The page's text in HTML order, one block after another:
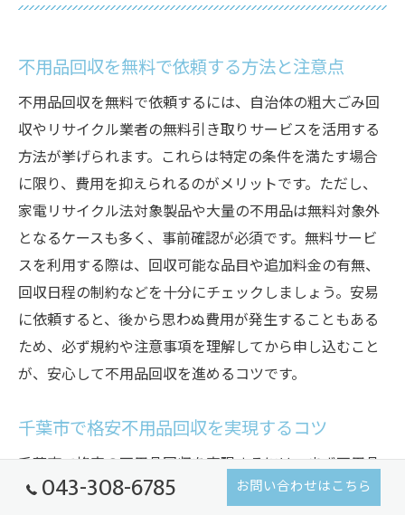
不用品回収を無料で依頼する方法と注意点
不用品回収を無料で依頼するには、自治体の粗大ごみ回
収やリサイクル業者の無料引き取りサービスを活用する
方法が挙げられます。これらは特定の条件を満たす場合
に限り、費用を抑えられるのがメリットです。ただし、
家電リサイクル法対象製品や大量の不用品は無料対象外
となるケースも多く、事前確認が必須です。無料サービ
スを利用する際は、回収可能な品目や追加料金の有無、
回収日程の制約などを十分にチェックしましょう。安易
に依頼すると、後から思わぬ費用が発生することもある
ため、必ず規約や注意事項を理解してから申し込むこと
が、安心して不用品回収を進めるコツです。
千葉市で格安不用品回収を実現するコツ
千葉市で格安の不用品回収を実現するには、まず不用品
を事前に整理し、回収量を最小限に抑えることが重要で
043-308-6785 お問い合わせはこちら